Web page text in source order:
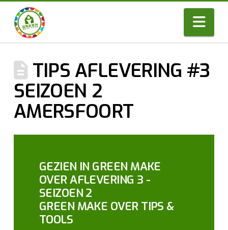
TIPS AFLEVERING #3
SEIZOEN 2
AMERSFOORT
GEZIEN IN GREEN MAKE
OVER AFLEVERING 3 -
SEIZOEN 2
GREEN MAKE OVER TIPS &
TOOLS